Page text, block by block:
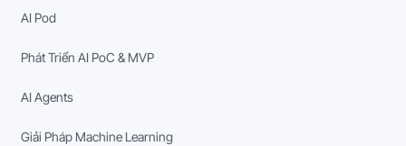
AI Pod
Phát Triển AI PoC & MVP
AI Agents
Giải Pháp Machine Learning